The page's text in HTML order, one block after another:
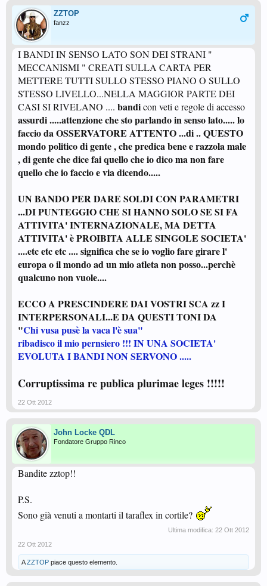
ZZTOP
fanzz
I BANDI IN SENSO LATO SON DEI STRANI "
MECCANISMI " CREATI SULLA CARTA PER
METTERE TUTTI SULLO STESSO PIANO O SULLO
STESSO LIVELLO...NELLA MAGGIOR PARTE DEI
CASI SI RIVELANO .... bandicon veti e regole di accesso
assurdi .....attenzione che sto parlando in senso lato..... lo
faccio da OSSERVATORE ATTENTO ...di .. QUESTO
mondo politico di gente , che predica bene e razzola male
, di gente che dice fai quello che io dico ma non fare
quello che io faccio e via dicendo.....
UN BANDO PER DARE SOLDI CON PARAMETRI
...DI PUNTEGGIO CHE SI HANNO SOLO SE SI FA
ATTIVITA' INTERNAZIONALE, MA DETTA
ATTIVITA' è PROIBITA ALLE SINGOLE SOCIETA'
....etc etc etc .... significa che se io voglio fare girare l'
europa o il mondo ad un mio atleta non posso...perchè
qualcuno non vuole....
ECCO A PRESCINDERE DAI VOSTRI SCA zz I
INTERPERSONALI...E DA QUESTI TONI DA
"Chi vusa pusè la vaca l'è sua"
ribadisco il mio pernsiero !!! IN UNA SOCIETA'
EVOLUTA I BANDI NON SERVONO .....
Corruptissima re publica plurimae leges !!!!!
22 Ott 2012
John Locke QDL
Fondatore Gruppo Rinco
Bandite zztop!!
P.S.
Sono già venuti a montarti il taraflex in cortile?
Ultima modifica: 22 Ott 2012
22 Ott 2012
AZZTOP piace questo elemento.